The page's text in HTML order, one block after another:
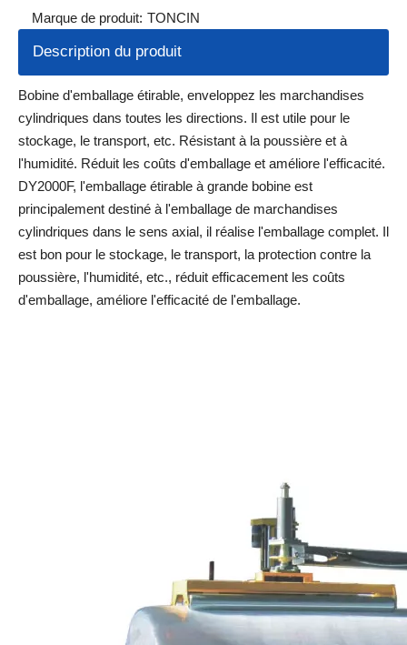
Marque de produit: TONCIN
Description du produit
Bobine d'emballage étirable, enveloppez les marchandises
cylindriques dans toutes les directions. Il est utile pour le
stockage, le transport, etc. Résistant à la poussière et à
l'humidité. Réduit les coûts d'emballage et améliore l'efficacité.
DY2000F, l'emballage étirable à grande bobine est
principalement destiné à l'emballage de marchandises
cylindriques dans le sens axial, il réalise l'emballage complet. Il
est bon pour le stockage, le transport, la protection contre la
poussière, l'humidité, etc., réduit efficacement les coûts
d'emballage, améliore l'efficacité de l'emballage.